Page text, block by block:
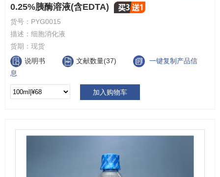
0.25%胰酶溶液(含EDTA)
货号： PYG0015
描述： 细胞消化液
货期： 现货
说明书
文献数量(37)
一键复制产品信
息
加入购物车